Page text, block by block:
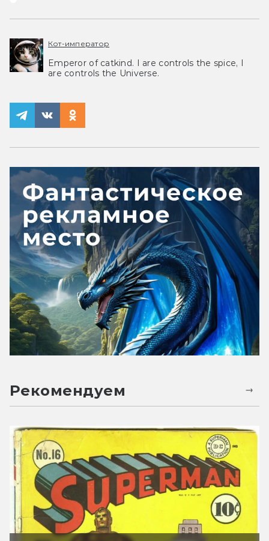
Кот-император
Emperor of catkind. I are controls the spice, I
are controls the Universe.
Рекомендуем